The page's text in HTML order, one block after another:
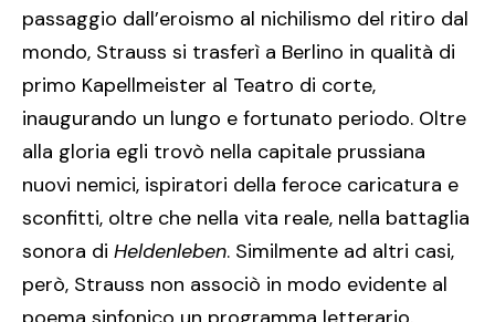
passaggio dall’eroismo al nichilismo del ritiro dal
mondo, Strauss si trasferì a Berlino in qualità di
primo Kapellmeister al Teatro di corte,
inaugurando un lungo e fortunato periodo. Oltre
alla gloria egli trovò nella capitale prussiana
nuovi nemici, ispiratori della feroce caricatura e
sconfitti, oltre che nella vita reale, nella battaglia
sonora di Heldenleben. Similmente ad altri casi,
però, Strauss non associò in modo evidente al